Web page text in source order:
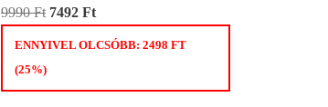
9990Ft 7492Ft
ENNYIVEL OLCSÓBB:2498FT
(25%)